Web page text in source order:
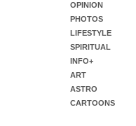
OPINION
PHOTOS
LIFESTYLE
SPIRITUAL
INFO+
ART
ASTRO
CARTOONS